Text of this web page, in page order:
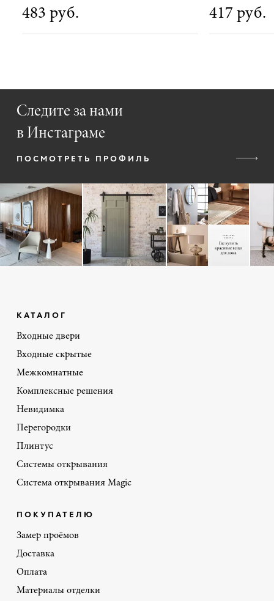
483 руб. 417 руб.
Следите за нами
в Инстаграме
ПОСМОТРЕТЬ ПРОФИЛЬ
КАТАЛОГ
Входные двери
Входные скрытые
Межкомнатные
Комплексные решения
Невидимка
Перегородки
Плинтус
Системы открывания
Система открывания Magic
ПОКУПАТЕЛЮ
Замер проёмов
Доставка
Оплата
Материалы отделки